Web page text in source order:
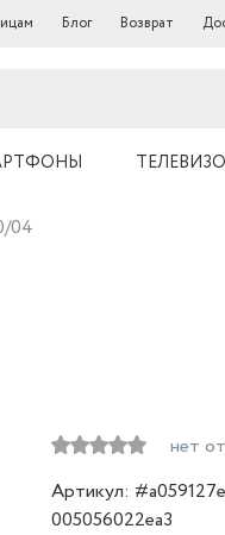
Блог Возврат
04
нет
Артикул:
005056022ea3